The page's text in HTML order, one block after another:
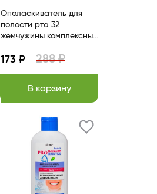
Ополаскиватель для
полости рта 32
жемчужины комплексный
173 ₽ 288 ₽
В корзину